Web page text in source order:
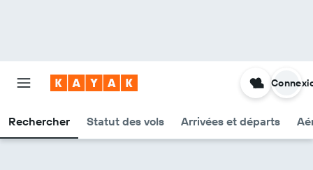
Rechercher Statut des vols Arrivées et départs